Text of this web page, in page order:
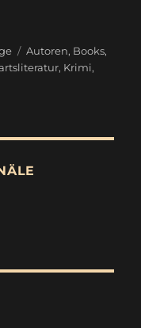
Schlagwörter
Autoren, Books,
, Krimi,